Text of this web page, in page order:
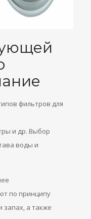
фильтров для
и др. Выбор
воды и
по принципу
запах, а также